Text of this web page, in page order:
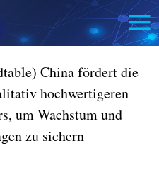
China fördert die
hochwertigeren
um Wachstum und
zu sichern